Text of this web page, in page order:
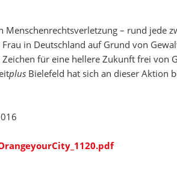
– rund jede
in Deutschland auf Grund von
für eine hellere Zukunft frei von
plus Bielefeld hat sich an dieser Aktion